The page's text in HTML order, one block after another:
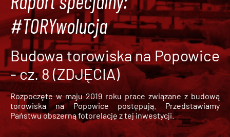
#TORYwolucja
Budowa torowiska na Popowice
- cz. 8 (ZDJĘCIA)
Rozpoczęte w maju 2019 roku prace związane z budową
torowiska na Popowice
postępują. Przedstawiamy
Państwu obszerną fotorelację z tej inwestycji.